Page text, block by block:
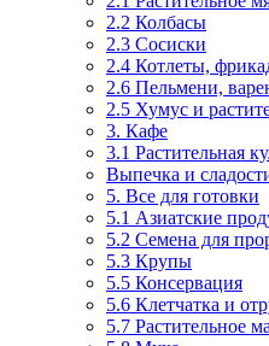
2.2 Колбасы
2.3 Сосиски
2.4 Котлеты,
2.6 Пельмени,
2.5 Хумус и
3. Кафе
3.1 Растительная
Выпечка и
5. Все для готовки
5.1 Азиатские
5.2 Семена для
5.3 Крупы
5.5 Консервация
5.6 Клетчатка и
5.7 Растительное